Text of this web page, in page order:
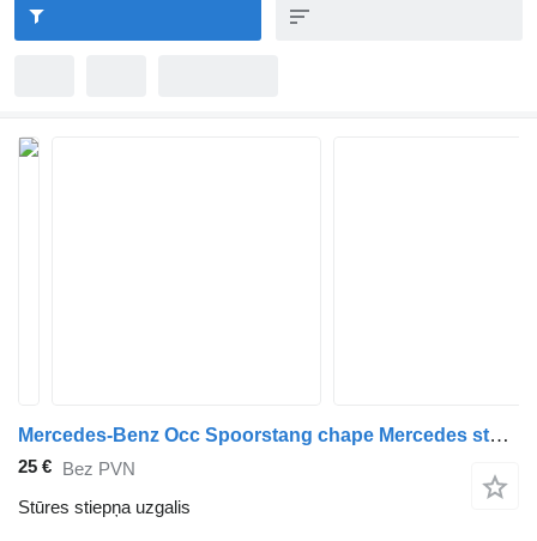
Mercedes-Benz Occ Spoorstang chape Mercedes stūres stiepņa uzgalis paredzēts kravas automašīnas
25 € Bez PVN
Stūres stiepņa uzgalis